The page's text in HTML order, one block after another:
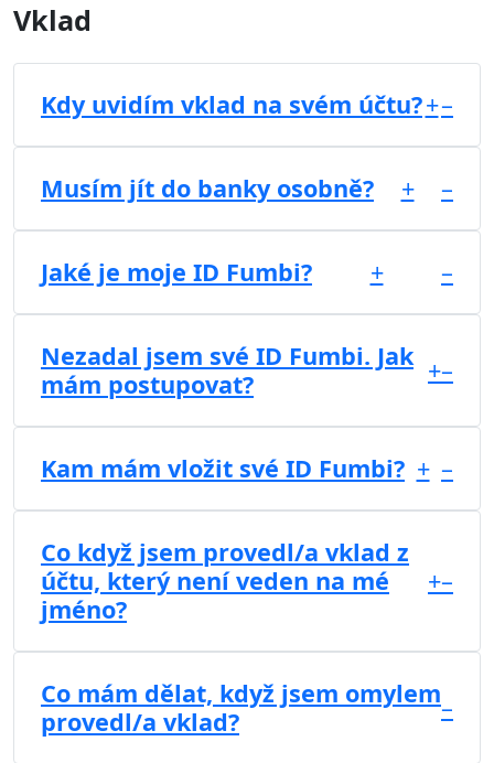
Vklad
Kdy uvidím vklad na svém účtu?+–
Musím jít do banky osobně? + –
Jaké je moje ID Fumbi? + –
Nezadal jsem své ID Fumbi. Jak
mám postupovat?
+–
Kam mám vložit své ID Fumbi? + –
Co když jsem provedl/a vklad z
účtu, který není veden na mé
jméno?
+–
Co mám dělat, když jsem omylem
provedl/a vklad?
–